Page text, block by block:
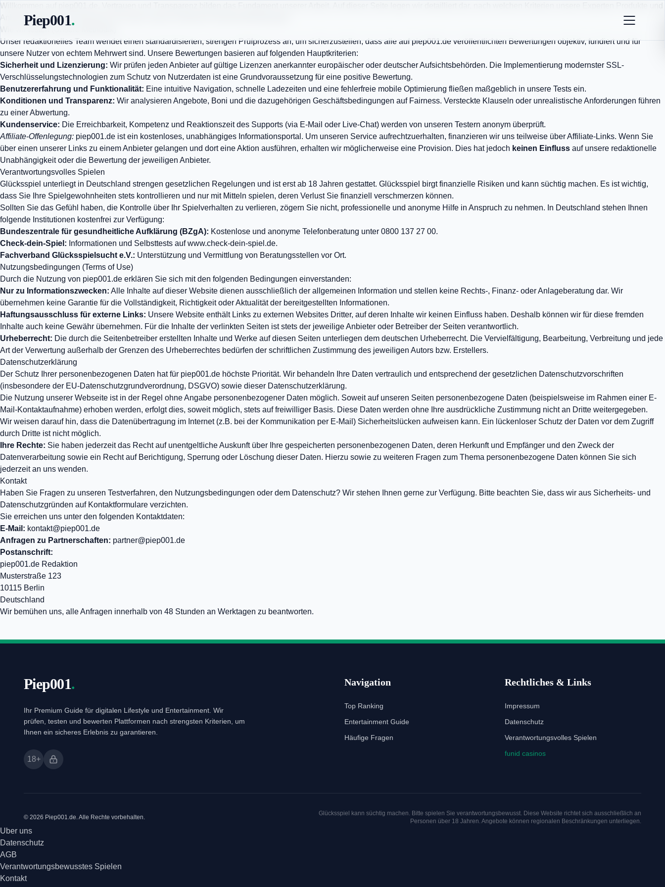
Piep001.
Willkommen auf piep001.de. Vertrauen und Transparenz bilden das Fundament unserer Arbeit. Auf dieser Seite legen wir detailliert dar, nach welchen Kriterien unsere Experten Produkte und
Anbieter prüfen, und informieren Sie über unsere rechtlichen Rahmenbedingungen.
Wie wir testen (Unsere Methodik)
Unser redaktionelles Team wendet einen standardisierten, strengen Prüfprozess an, um sicherzustellen, dass alle auf piep001.de veröffentlichten Bewertungen objektiv, fundiert und für
unsere Nutzer von echtem Mehrwert sind. Unsere Bewertungen basieren auf folgenden Hauptkriterien:
Sicherheit und Lizenzierung: Wir prüfen jeden Anbieter auf gültige Lizenzen anerkannter europäischer oder deutscher Aufsichtsbehörden. Die Implementierung modernster SSL-
Verschlüsselungstechnologien zum Schutz von Nutzerdaten ist eine Grundvoraussetzung für eine positive Bewertung.
Benutzererfahrung und Funktionalität: Eine intuitive Navigation, schnelle Ladezeiten und eine fehlerfreie mobile Optimierung fließen maßgeblich in unsere Tests ein.
Konditionen und Transparenz: Wir analysieren Angebote, Boni und die dazugehörigen Geschäftsbedingungen auf Fairness. Versteckte Klauseln oder unrealistische Anforderungen führen
zu einer Abwertung.
Kundenservice: Die Erreichbarkeit, Kompetenz und Reaktionszeit des Supports (via E-Mail oder Live-Chat) werden von unseren Testern anonym überprüft.
Affiliate-Offenlegung: piep001.de ist ein kostenloses, unabhängiges Informationsportal. Um unseren Service aufrechtzuerhalten, finanzieren wir uns teilweise über Affiliate-Links. Wenn Sie
über einen unserer Links zu einem Anbieter gelangen und dort eine Aktion ausführen, erhalten wir möglicherweise eine Provision. Dies hat jedoch keinen Einfluss auf unsere redaktionelle
Unabhängigkeit oder die Bewertung der jeweiligen Anbieter.
Verantwortungsvolles Spielen
Glücksspiel unterliegt in Deutschland strengen gesetzlichen Regelungen und ist erst ab 18 Jahren gestattet. Glücksspiel birgt finanzielle Risiken und kann süchtig machen. Es ist wichtig,
dass Sie Ihre Spielgewohnheiten stets kontrollieren und nur mit Mitteln spielen, deren Verlust Sie finanziell verschmerzen können.
Sollten Sie das Gefühl haben, die Kontrolle über Ihr Spielverhalten zu verlieren, zögern Sie nicht, professionelle und anonyme Hilfe in Anspruch zu nehmen. In Deutschland stehen Ihnen
folgende Institutionen kostenfrei zur Verfügung:
Bundeszentrale für gesundheitliche Aufklärung (BZgA): Kostenlose und anonyme Telefonberatung unter 0800 137 27 00.
Check-dein-Spiel: Informationen und Selbsttests aufwww.check-dein-spiel.de.
Fachverband Glücksspielsucht e.V.: Unterstützung und Vermittlung von Beratungsstellen vor Ort.
Nutzungsbedingungen (Terms of Use)
Durch die Nutzung von piep001.de erklären Sie sich mit den folgenden Bedingungen einverstanden:
Nur zu Informationszwecken: Alle Inhalte auf dieser Website dienen ausschließlich der allgemeinen Information und stellen keine Rechts-, Finanz- oder Anlageberatung dar. Wir
übernehmen keine Garantie für die Vollständigkeit, Richtigkeit oder Aktualität der bereitgestellten Informationen.
Haftungsausschluss für externe Links: Unsere Website enthält Links zu externen Websites Dritter, auf deren Inhalte wir keinen Einfluss haben. Deshalb können wir für diese fremden
Inhalte auch keine Gewähr übernehmen. Für die Inhalte der verlinkten Seiten ist stets der jeweilige Anbieter oder Betreiber der Seiten verantwortlich.
Urheberrecht: Die durch die Seitenbetreiber erstellten Inhalte und Werke auf diesen Seiten unterliegen dem deutschen Urheberrecht. Die Vervielfältigung, Bearbeitung, Verbreitung und jede
Art der Verwertung außerhalb der Grenzen des Urheberrechtes bedürfen der schriftlichen Zustimmung des jeweiligen Autors bzw. Erstellers.
Datenschutzerklärung
Der Schutz Ihrer personenbezogenen Daten hat für piep001.de höchste Priorität. Wir behandeln Ihre Daten vertraulich und entsprechend der gesetzlichen Datenschutzvorschriften
(insbesondere der EU-Datenschutzgrundverordnung, DSGVO) sowie dieser Datenschutzerklärung.
Die Nutzung unserer Webseite ist in der Regel ohne Angabe personenbezogener Daten möglich. Soweit auf unseren Seiten personenbezogene Daten (beispielsweise im Rahmen einer E-
Mail-Kontaktaufnahme) erhoben werden, erfolgt dies, soweit möglich, stets auf freiwilliger Basis. Diese Daten werden ohne Ihre ausdrückliche Zustimmung nicht an Dritte weitergegeben.
Wir weisen darauf hin, dass die Datenübertragung im Internet (z.B. bei der Kommunikation per E-Mail) Sicherheitslücken aufweisen kann. Ein lückenloser Schutz der Daten vor dem Zugriff
durch Dritte ist nicht möglich.
Ihre Rechte: Sie haben jederzeit das Recht auf unentgeltliche Auskunft über Ihre gespeicherten personenbezogenen Daten, deren Herkunft und Empfänger und den Zweck der
Datenverarbeitung sowie ein Recht auf Berichtigung, Sperrung oder Löschung dieser Daten. Hierzu sowie zu weiteren Fragen zum Thema personenbezogene Daten können Sie sich
jederzeit an uns wenden.
Kontakt
Haben Sie Fragen zu unseren Testverfahren, den Nutzungsbedingungen oder dem Datenschutz? Wir stehen Ihnen gerne zur Verfügung. Bitte beachten Sie, dass wir aus Sicherheits- und
Datenschutzgründen auf Kontaktformulare verzichten.
Sie erreichen uns unter den folgenden Kontaktdaten:
E-Mail: kontakt@piep001.de
Anfragen zu Partnerschaften: partner@piep001.de
Postanschrift:
piep001.de Redaktion
Musterstraße 123
10115 Berlin
Deutschland
Wir bemühen uns, alle Anfragen innerhalb von 48 Stunden an Werktagen zu beantworten.
Piep001.
Ihr Premium Guide für digitalen Lifestyle und Entertainment. Wir
prüfen, testen und bewerten Plattformen nach strengsten Kriterien, um
Ihnen ein sicheres Erlebnis zu garantieren.
18+
Navigation
Top Ranking
Entertainment Guide
Häufige Fragen
Rechtliches & Links
Impressum
Datenschutz
Verantwortungsvolles Spielen
funid casinos
© 2026 Piep001.de. Alle Rechte vorbehalten.
Glücksspiel kann süchtig machen. Bitte spielen Sie verantwortungsbewusst. Diese Website richtet sich ausschließlich an
Personen über 18 Jahren. Angebote können regionalen Beschränkungen unterliegen.
Uber uns
Datenschutz
AGB
Verantwortungsbewusstes Spielen
Kontakt